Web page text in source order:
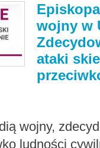
wojny w
ataki
wojny,
ludności